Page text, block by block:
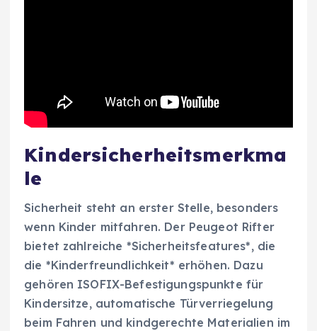
Kindersicherheitsmerkma
le
Sicherheit steht an erster Stelle, besonders
wenn Kinder mitfahren. Der Peugeot Rifter
bietet zahlreiche *Sicherheitsfeatures*, die
die *Kinderfreundlichkeit* erhöhen. Dazu
gehören ISOFIX-Befestigungspunkte für
Kindersitze, automatische Türverriegelung
beim Fahren und kindgerechte Materialien im